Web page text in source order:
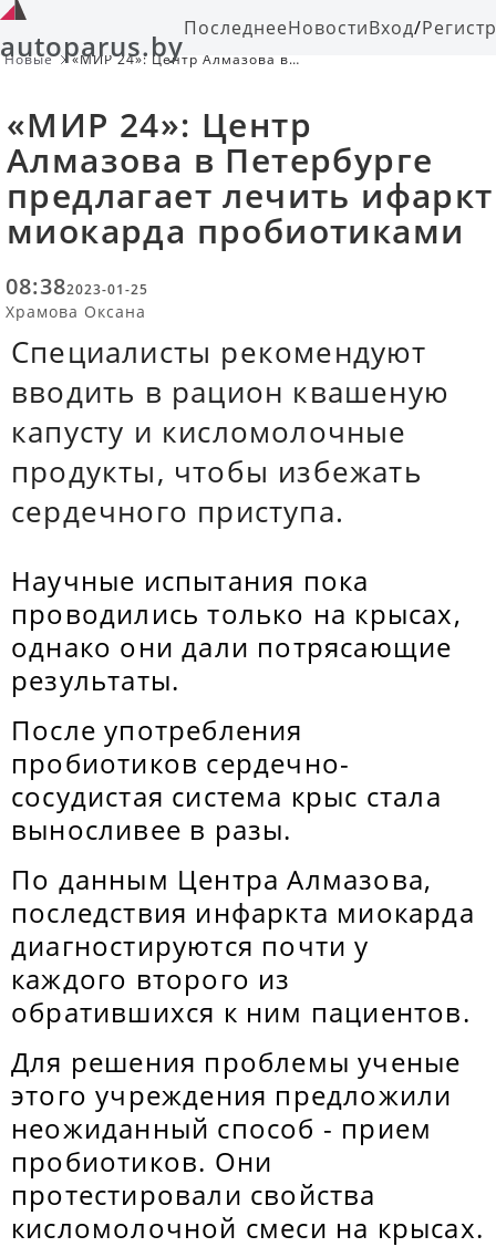
autoparus.byПоследнееНовостиВход/
Новые
«МИР 24»: Центр Алмазова в
«МИР 24»: Центр
Алмазова в Петербурге
предлагает лечить ифаркт
миокарда пробиотиками
08:382023-01-25
Храмова Оксана
Специалисты рекомендуют
вводить в рацион квашеную
капусту и кисломолочные
продукты, чтобы избежать
сердечного приступа.
Научные испытания пока
проводились только на крысах,
однако они дали потрясающие
результаты.
После употребления
пробиотиков сердечно-
сосудистая система крыс стала
выносливее в разы.
По данным Центра Алмазова,
последствия инфаркта миокарда
диагностируются почти у
каждого второго из
обратившихся к ним пациентов.
Для решения проблемы ученые
этого учреждения предложили
неожиданный способ - прием
пробиотиков. Они
протестировали свойства
кисломолочной смеси на крысах.